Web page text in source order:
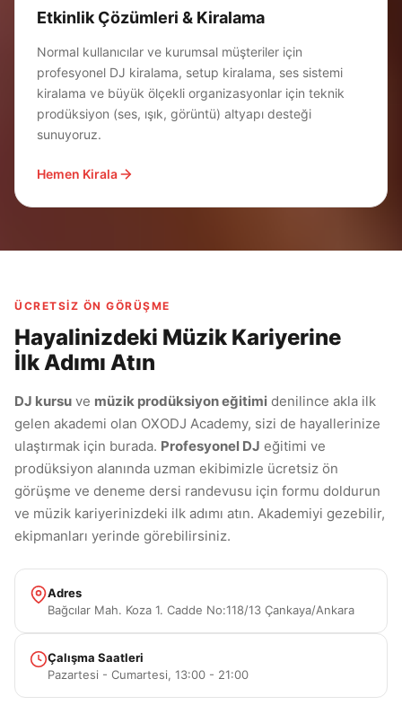
Etkinlik Çözümleri & Kiralama
Normal kullanıcılar ve kurumsal müşteriler için
profesyonel DJ kiralama, setup kiralama, ses sistemi
kiralama ve büyük ölçekli organizasyonlar için teknik
prodüksiyon (ses, ışık, görüntü) altyapı desteği
sunuyoruz.
Hemen Kirala
ÜCRETSIZ ÖN GÖRÜŞME
Hayalinizdeki Müzik Kariyerine
İlk Adımı Atın
DJ kursu ve müzik prodüksiyon eğitimi denilince akla ilk
gelen akademi olan OXODJ Academy, sizi de hayallerinize
ulaştırmak için burada. Profesyonel DJ eğitimi ve
prodüksiyon alanında uzman ekibimizle ücretsiz ön
görüşme ve deneme dersi randevusu için formu doldurun
ve müzik kariyerinizdeki ilk adımı atın. Akademiyi gezebilir,
ekipmanları yerinde görebilirsiniz.
Adres
Bağcılar Mah. Koza 1. Cadde No:118/13 Çankaya/Ankara
Çalışma Saatleri
Pazartesi - Cumartesi, 13:00 - 21:00